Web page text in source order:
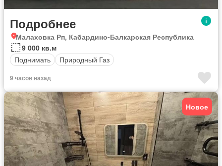
Подробнее
Малаховка Рп, Кабардино-Балкарская Республика
9 000 кв.м
Поднимать
Природный Газ
9 часов назад
Новое